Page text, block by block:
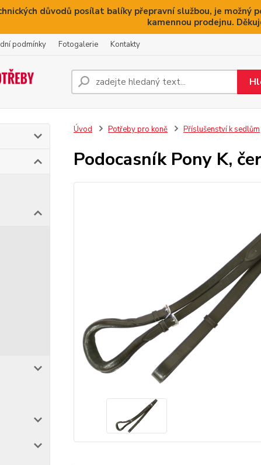
důvodů posílat balíky přepravní službou, je
kamennou prodejnu.
podmínky Fotogalerie Kontakty
Úvod Potřeby pro koně Příslušenství k sedlům
Podocasník Pony K,